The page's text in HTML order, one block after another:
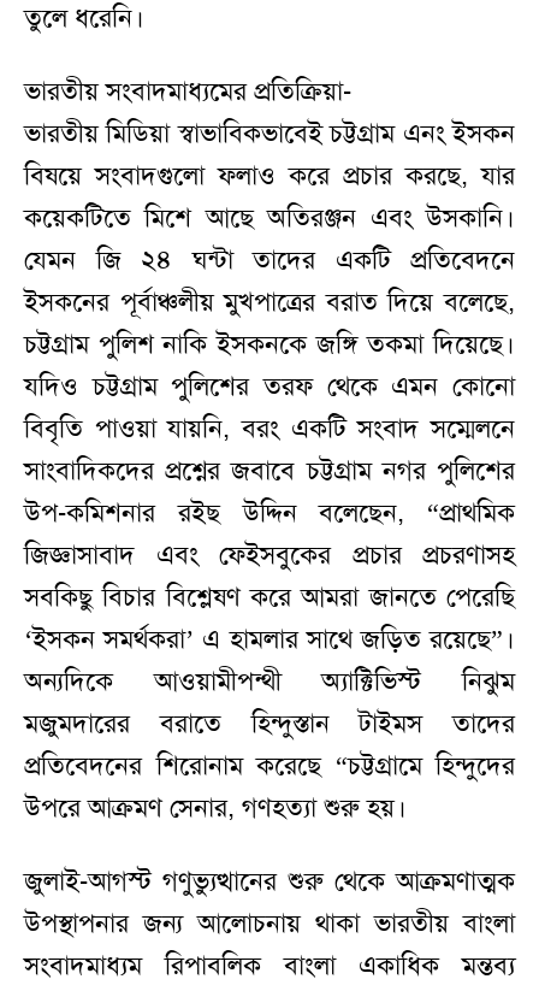
তুলে ধরেনি।
ভারতীয় সংবাদমাধ্যমের প্রতিক্রিয়া-
ভারতীয় মিডিয়া স্বাভাবিকভাবেই চট্টগ্রাম এনং ইসকন
বিষয়ে সংবাদগুলো ফলাও করে প্রচার করছে, যার
কয়েকটিতে মিশে আছে অতিরঞ্জন এবং উসকানি।
যেমন জি ২৪ ঘন্টা তাদের একটি প্রতিবেদনে
ইসকনের পূর্বাঞ্চলীয় মুখপাত্রের বরাত দিয়ে বলেছে,
চট্টগ্রাম পুলিশ নাকি ইসকনকে জঙ্গি তকমা দিয়েছে।
যদিও চট্টগ্রাম পুলিশের তরফ থেকে এমন কোনো
বিবৃতি পাওয়া যায়নি, বরং একটি সংবাদ সম্মেলনে
সাংবাদিকদের প্রশ্নের জবাবে চট্টগ্রাম নগর পুলিশের
উপ-কমিশনার রইছ উদ্দিন বলেছেন, “প্রাথমিক
জিজ্ঞাসাবাদ এবং ফেইসবুকের প্রচার প্রচরণাসহ
সবকিছু বিচার বিশ্লেষণ করে আমরা জানতে পেরেছি
‘ইসকন সমর্থকরা’ এ হামলার সাথে জড়িত রয়েছে”।
অন্যদিকে আওয়ামীপন্থী অ্যাক্টিভিস্ট নিঝুম
মজুমদারের বরাতে হিন্দুস্তান টাইমস তাদের
প্রতিবেদনের শিরোনাম করেছে “চট্টগ্রামে হিন্দুদের
উপরে আক্রমণ সেনার, গণহত্যা শুরু হয়।
জুলাই-আগস্ট গণুভ্যুত্থানের শুরু থেকে আক্রমণাত্মক
উপস্থাপনার জন্য আলোচনায় থাকা ভারতীয় বাংলা
সংবাদমাধ্যম রিপাবলিক বাংলা একাধিক মন্তব্য